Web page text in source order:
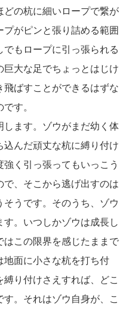
どの杭に細いロープで繋が
がピンと張り詰める範囲
もロープに引っ張られる
巨大な足でちょっとはじけ
ばすことができるはずな
す。
ます。ゾウがまだ幼く体
込んだ頑丈な杭に縛り付け
く引っ張ってもいっこう
、そこから逃げ出すのは
うです。そのうち、ゾウ
。いつしかゾウは成長し
はこの限界を感じたままで
地面に小さな杭を打ち付
り付けさえすれば、どこ
。それはゾウ自身が、こ